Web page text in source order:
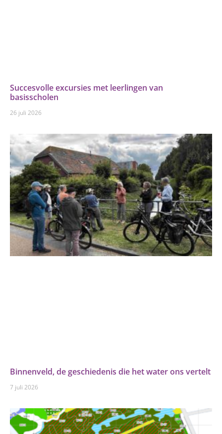
Succesvolle excursies met leerlingen van
basisscholen
26 juli 2026
Binnenveld, de geschiedenis die het water ons vertelt
7 juli 2026